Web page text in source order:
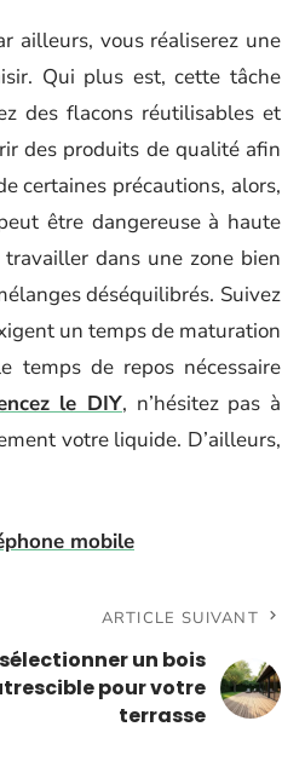
ailleurs, vous réaliserez une
Qui plus est, cette tâche
des flacons réutilisables et
des produits de qualité afin
certaines précautions, alors,
être dangereuse à haute
dans une zone bien
déséquilibrés. Suivez
un temps de maturation
temps de repos nécessaire
le DIY, n’hésitez pas à
votre liquide. D’ailleurs,
mobile
ARTICLE SUIVANT
un bois
pour votre
terrasse